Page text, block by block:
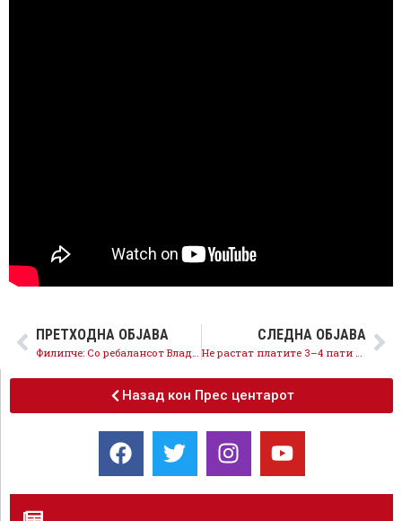
ПРЕТХОДНА ОБЈАВА СЛЕДНА ОБЈАВА
Назад кон Прес центарот